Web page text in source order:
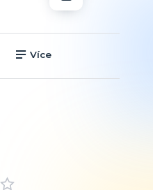
Více